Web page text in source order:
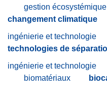
gestion écosystémique
changement climatique
ingénierie et technologie
technologies de
ingénierie et technologie
biomatériaux